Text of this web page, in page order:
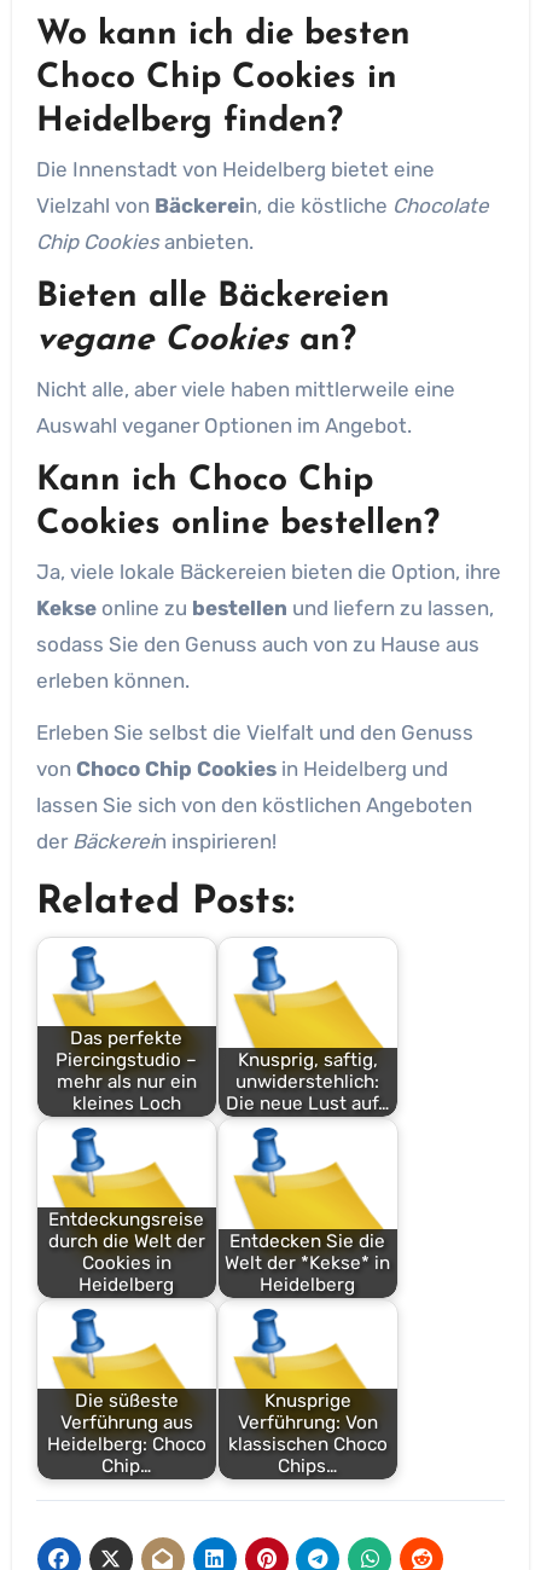
Wo kann ich die besten
Choco Chip Cookies in
Heidelberg finden?
Die Innenstadt von Heidelberg bietet eine
Vielzahl von Bäckerein, die köstliche Chocolate
Chip Cookiesanbieten.
Bieten alle Bäckereien
vegane Cookiesan?
Nicht alle, aber viele haben mittlerweile eine
Auswahl veganer Optionen im Angebot.
Kann ich Choco Chip
Cookies online bestellen?
Ja, viele lokale Bäckereien bieten die Option, ihre
Kekseonline zu bestellen und liefern zu lassen,
sodass Sie den Genuss auch von zu Hause aus
erleben können.
Erleben Sie selbst die Vielfalt und den Genuss
von Choco Chip Cookiesin Heidelberg und
lassen Sie sich von den köstlichen Angeboten
der Bäckerein inspirieren!
Related Posts:
Das perfekte
Piercingstudio –
mehr als nur ein
kleines Loch
Knusprig, saftig,
unwiderstehlich:
Die neue Lust auf…
Entdeckungsreise
durch die Welt der
Cookies in
Heidelberg
Entdecken Sie die
Welt der *Kekse* in
Heidelberg
Die süßeste
Verführung aus
Heidelberg: Choco
Chip…
Knusprige
Verführung: Von
klassischen Choco
Chips…